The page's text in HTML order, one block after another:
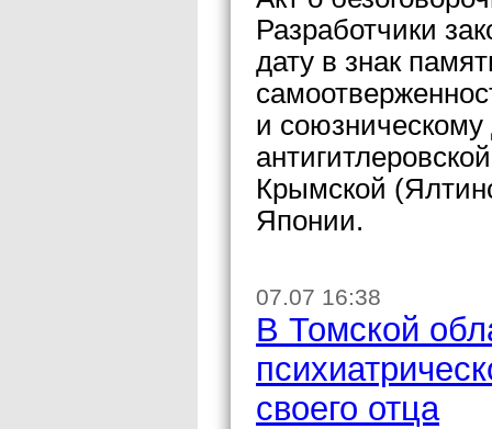
Разработчики
дату в знак
и
Крымской
Японии.
07.07 16:38
В Томской
своего отца